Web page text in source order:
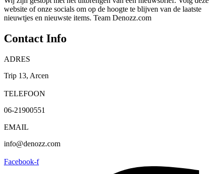
website of onze socials om op de hoogte te blijven van de laatste
nieuwtjes en nieuwste items. Team Denozz.com
Contact Info
ADRES
Trip 13, Arcen
TELEFOON
06-21900551
EMAIL
info@denozz.com
Facebook-f